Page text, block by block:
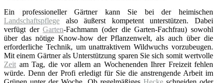
Ein professioneller Gärtner kann Sie bei der heimischen
Landschaftspflege also äußerst kompetent unterstützen. Dabei
verfügt derGarten-Fachmann (oder die Garten-Fachfrau) sowohl
über das nötige Know-how der Pflanzenwelt, als auch über die
erforderliche Technik, um unattraktivem Wildwuchs vorzubeugen.
Mit einem Gärtner als Unterstützung sparen Sie sich somit wertvolle
Zeit am Tag, die vor allem an Wochenenden Ihrer Freizeit fehlen
würde. Denn der Profi erledigt für Sie die anstrengende Arbeit im